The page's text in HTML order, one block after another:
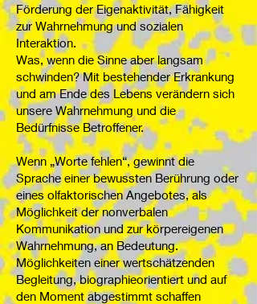
Förderung der Eigenaktivität, Fähigkeit
zur Wahrnehmung und sozialen
Interaktion.
Was, wenn die Sinne aber langsam
schwinden? Mit bestehender Erkrankung
und am Ende des Lebens verändern sich
unsere Wahrnehmung und die
Bedürfnisse Betroffener.
Wenn „Worte fehlen“, gewinnt die
Sprache einer bewussten Berührung oder
eines olfaktorischen Angebotes, als
Möglichkeit der nonverbalen
Kommunikation und zur körpereigenen
Wahrnehmung, an Bedeutung.
Möglichkeiten einer wertschätzenden
Begleitung, biographieorientiert und auf
den Moment abgestimmt schaffen